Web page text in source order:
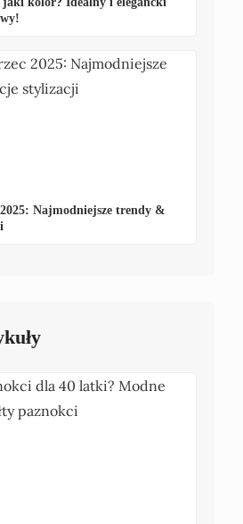
Najmodniejsze trendy &